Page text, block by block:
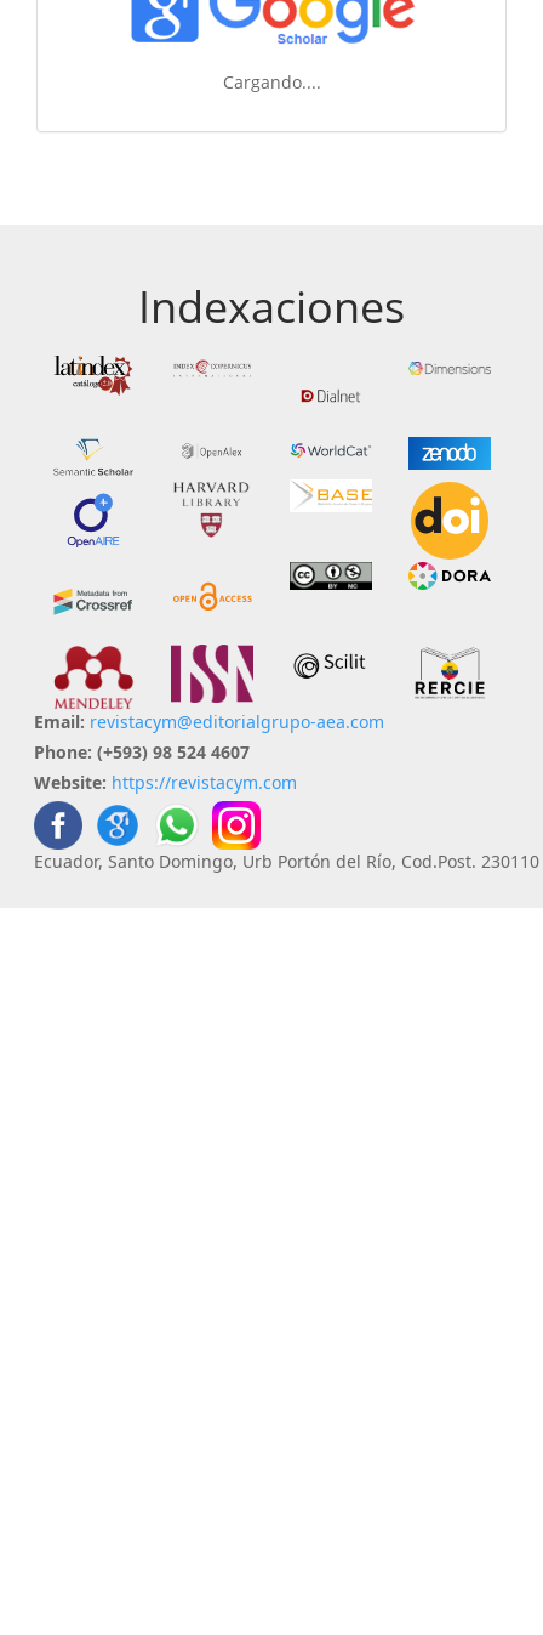
Cargando....
Indexaciones
Email: revistacym@editorialgrupo-aea.com
Phone: (+593) 98 524 4607
Website: https://revistacym.com
Ecuador, Santo Domingo, Urb Portón del Río, Cod.Post. 230110